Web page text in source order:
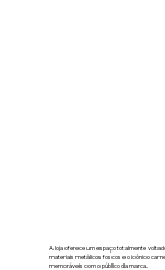
A loja oferece um espaço totalmente
materiais metálicos foscos e o icônico
memoráveis com o público da marca.